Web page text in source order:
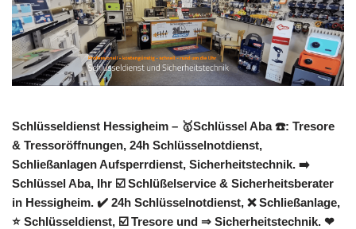
Schlüsseldienst Hessigheim – 🥇Schlüssel Aba ☎️: Tresore
& Tressoröffnungen, 24h Schlüsselnotdienst,
Schließanlagen Aufsperrdienst, Sicherheitstechnik. ➡️
Schlüssel Aba, Ihr ☑️ Schlüßelservice & Sicherheitsberater
in Hessigheim. ✔️ 24h Schlüsselnotdienst, ❌ Schließanlage,
⭐ Schlüsseldienst, ☑️ Tresore und ⇒ Sicherheitstechnik. ❤